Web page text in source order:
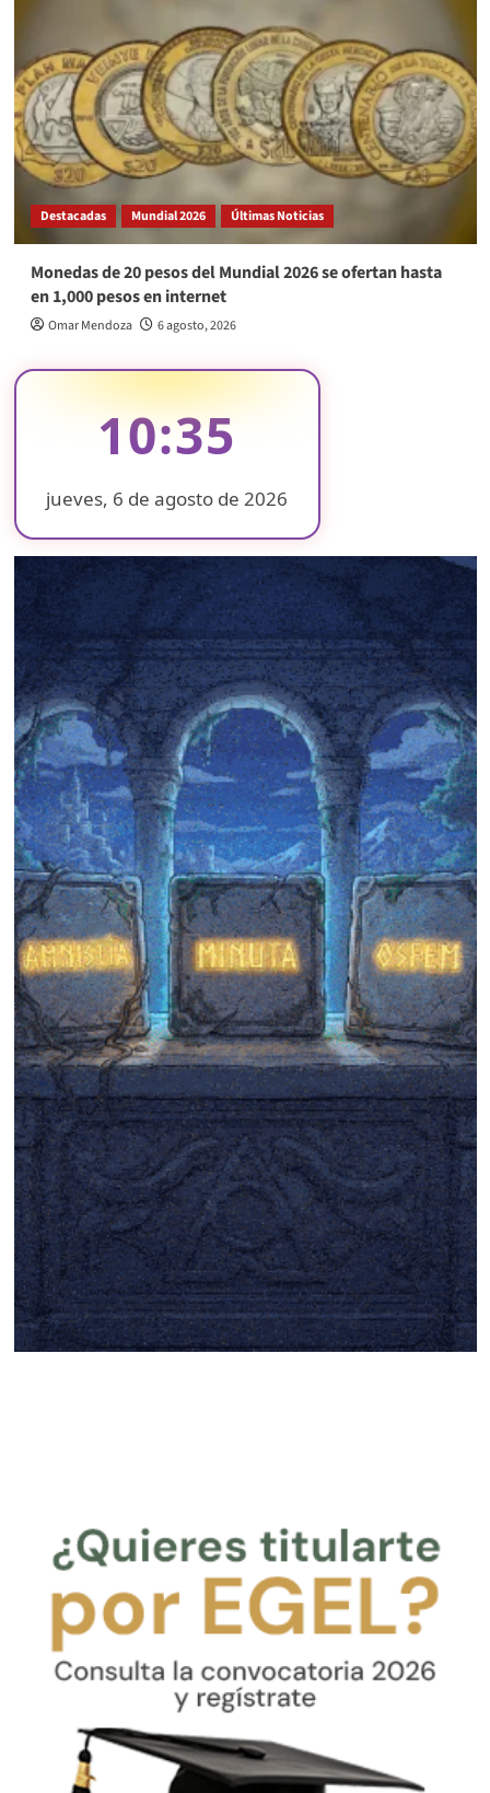
Destacadas Mundial 2026 Últimas Noticias
Monedas de 20 pesos del Mundial 2026 se ofertan hasta
en 1,000 pesos en internet
Omar Mendoza 6 agosto, 2026
10:35
jueves, 6 de agosto de 2026
❄
❄
❄
❄
❄
❄